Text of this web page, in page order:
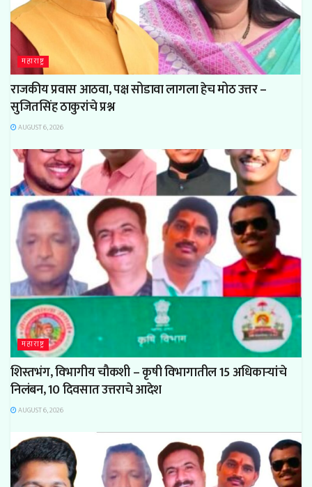
महाराष्ट्र
राजकीय प्रवास आठवा, पक्ष सोडावा लागला हेच मोठ उत्तर –
सुजितसिंह ठाकुरांचे प्रश्न
AUGUST 6, 2026
महाराष्ट्र
शिस्तभंग, विभागीय चौकशी – कृषी विभागातील 15 अधिकाऱ्यांचे
निलंबन, 10 दिवसात उत्तराचे आदेश
AUGUST 6, 2026